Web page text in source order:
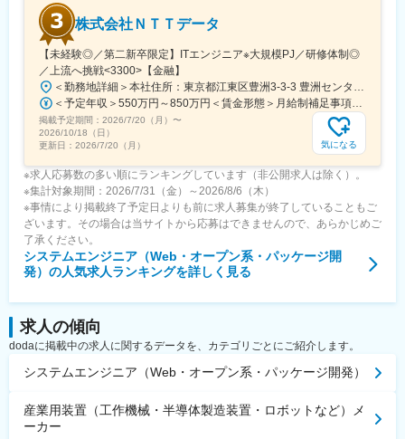
株式会社ＮＴＴデータ
【未経験◎／第二新卒限定】ITエンジニア※大規模PJ／研修体制◎
／上流へ挑戦<3300>【金融】
掲載予定期間： 2026/7/20（月） 〜
2026/10/18（日）
更新日： 2026/7/20（月） 気になる
※求人応募数の多い順にランキングしています（非公開求人は除く）。
※集計対象期間：2026/7/31（金）～2026/8/6（木）
※事情により掲載終了予定日よりも前に求人募集が終了していることもご
ざいます。その場合は当サイトから応募はできませんので、あらかじめご
了承ください。
システムエンジニア（Web・オープン系・パッケージ開
発） の人気求人ランキングを詳しく見る
求人の傾向
dodaに掲載中の求人に関するデータを、カテゴリごとにご紹介します。
システムエンジニア（Web・オープン系・パッケージ開発）
産業用装置（工作機械・半導体製造装置・ロボットなど）メ
ーカー